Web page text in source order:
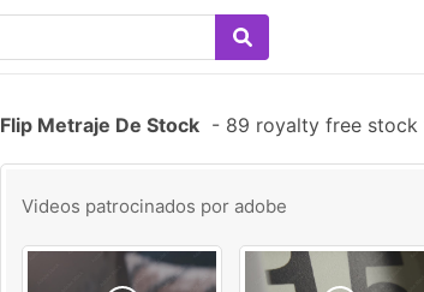
Flip Metraje De Stock - 89 royalty free stock
Videos patrocinados por adobe